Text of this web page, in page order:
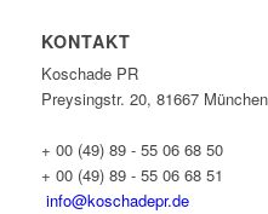
KONTAKT
Koschade PR
Preysingstr. 20, 81667 München
+ 00 (49) 89 - 55 06 68 50
+ 00 (49) 89 - 55 06 68 51
info@koschadepr.de